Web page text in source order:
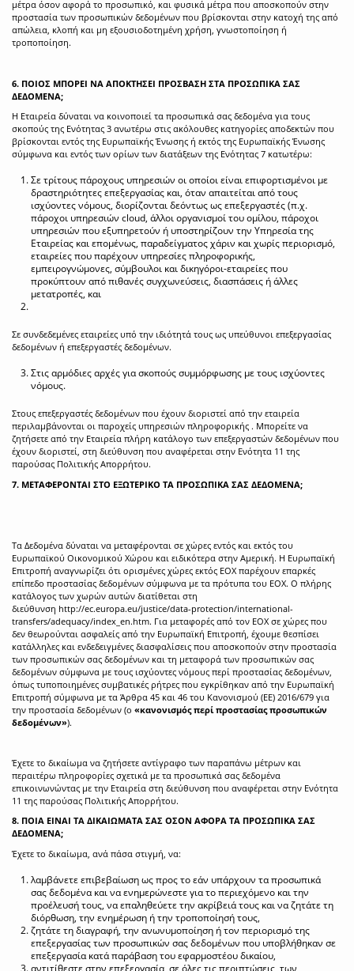
μέτρα όσον αφορά το προσωπικό, και φυσικά μέτρα που αποσκοπούν στην
προστασία των προσωπικών δεδομένων που βρίσκονται στην κατοχή της από
απώλεια, κλοπή και μη εξουσιοδοτημένη χρήση, γνωστοποίηση ή
τροποποίηση.
6. ΠΟΙΟΣ ΜΠΟΡΕΙ ΝΑ ΑΠΟΚΤΗΣΕΙ ΠΡΟΣΒΑΣΗ ΣΤΑ ΠΡΟΣΩΠΙΚΑ ΣΑΣ
ΔΕΔΟΜΕΝΑ;
Η Εταιρεία δύναται να κοινοποιεί τα προσωπικά σας δεδομένα για τους
σκοπούς της Ενότητας 3 ανωτέρω στις ακόλουθες κατηγορίες αποδεκτών που
βρίσκονται εντός της Ευρωπαϊκής Ένωσης ή εκτός της Ευρωπαϊκής Ένωσης
σύμφωνα και εντός των ορίων των διατάξεων της Ενότητας 7 κατωτέρω:
Σε τρίτους πάροχους υπηρεσιών οι οποίοι είναι επιφορτισμένοι με
δραστηριότητες επεξεργασίας και, όταν απαιτείται από τους
ισχύοντες νόμους, διορίζονται δεόντως ως επεξεργαστές (π.χ.
πάροχοι υπηρεσιών cloud, άλλοι οργανισμοί του ομίλου, πάροχοι
υπηρεσιών που εξυπηρετούν ή υποστηρίζουν την Υπηρεσία της
Εταιρείας και επομένως, παραδείγματος χάριν και χωρίς περιορισμό,
εταιρείες που παρέχουν υπηρεσίες πληροφορικής,
εμπειρογνώμονες, σύμβουλοι και δικηγόροι-εταιρείες που
προκύπτουν από πιθανές συγχωνεύσεις, διασπάσεις ή άλλες
μετατροπές, και
Σε συνδεδεμένες εταιρείες υπό την ιδιότητά τους ως υπεύθυνοι επεξεργασίας
δεδομένων ή επεξεργαστές δεδομένων.
Στις αρμόδιες αρχές για σκοπούς συμμόρφωσης με τους ισχύοντες
νόμους.
Στους επεξεργαστές δεδομένων που έχουν διοριστεί από την εταιρεία
περιλαμβάνονται οι παροχείς υπηρεσιών πληροφορικής . Μπορείτε να
ζητήσετε από την Εταιρεία πλήρη κατάλογο των επεξεργαστών δεδομένων που
έχουν διοριστεί, στη διεύθυνση που αναφέρεται στην Ενότητα 11 της
παρούσας Πολιτικής Απορρήτου.
7. ΜΕΤΑΦΕΡΟΝΤΑΙ ΣΤΟ ΕΞΩΤΕΡΙΚΟ ΤΑ ΠΡΟΣΩΠΙΚΑ ΣΑΣ ΔΕΔΟΜΕΝΑ;
Τα Δεδομένα δύναται να μεταφέρονται σε χώρες εντός και εκτός του
Ευρωπαϊκού Οικονομικού Χώρου και ειδικότερα στην Αμερική. Η Ευρωπαϊκή
Επιτροπή αναγνωρίζει ότι ορισμένες χώρες εκτός ΕΟΧ παρέχουν επαρκές
επίπεδο προστασίας δεδομένων σύμφωνα με τα πρότυπα του ΕΟΧ. Ο πλήρης
κατάλογος των χωρών αυτών διατίθεται στη
διεύθυνση http://ec.europa.eu/justice/data-protection/international-
transfers/adequacy/index_en.htm. Για μεταφορές από τον ΕΟΧ σε χώρες που
δεν θεωρούνται ασφαλείς από την Ευρωπαϊκή Επιτροπή, έχουμε θεσπίσει
κατάλληλες και ενδεδειγμένες διασφαλίσεις που αποσκοπούν στην προστασία
των προσωπικών σας δεδομένων και τη μεταφορά των προσωπικών σας
δεδομένων σύμφωνα με τους ισχύοντες νόμους περί προστασίας δεδομένων,
όπως τυποποιημένες συμβατικές ρήτρες που εγκρίθηκαν από την Ευρωπαϊκή
Επιτροπή σύμφωνα με τα Άρθρα 45 και 46 του Κανονισμού (ΕΕ) 2016/679 για
την προστασία δεδομένων (ο «κανονισμός περί προστασίας προσωπικών
δεδομένων»).
Έχετε το δικαίωμα να ζητήσετε αντίγραφο των παραπάνω μέτρων και
περαιτέρω πληροφορίες σχετικά με τα προσωπικά σας δεδομένα
επικοινωνώντας με την Εταιρεία στη διεύθυνση που αναφέρεται στην Ενότητα
11 της παρούσας Πολιτικής Απορρήτου.
8. ΠΟΙΑ ΕΙΝΑΙ ΤΑ ΔΙΚΑΙΩΜΑΤΑ ΣΑΣ ΟΣΟΝ ΑΦΟΡΑ ΤΑ ΠΡΟΣΩΠΙΚΑ ΣΑΣ
ΔΕΔΟΜΕΝΑ;
Έχετε το δικαίωμα, ανά πάσα στιγμή, να:
λαμβάνετε επιβεβαίωση ως προς το εάν υπάρχουν τα προσωπικά
σας δεδομένα και να ενημερώνεστε για το περιεχόμενο και την
προέλευσή τους, να επαληθεύετε την ακρίβειά τους και να ζητάτε τη
διόρθωση, την ενημέρωση ή την τροποποίησή τους,
ζητάτε τη διαγραφή, την ανωνυμοποίηση ή τον περιορισμό της
επεξεργασίας των προσωπικών σας δεδομένων που υποβλήθηκαν σε
επεξεργασία κατά παράβαση του εφαρμοστέου δικαίου,
αντιτίθεστε στην επεξεργασία, σε όλες τις περιπτώσεις, των